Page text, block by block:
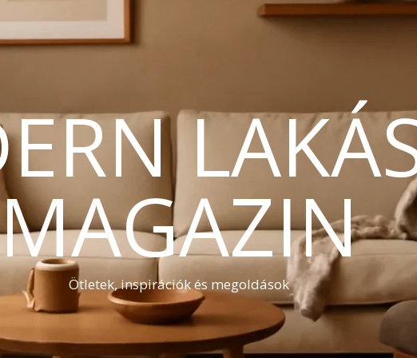
MAGAZIN
Ötletek, inspirációk és megoldások